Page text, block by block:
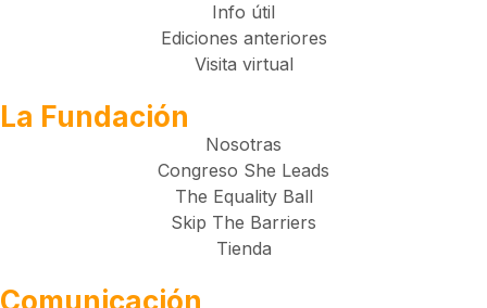
Info útil
Ediciones anteriores
Visita virtual
La Fundación
Nosotras
Congreso She Leads
The Equality Ball
Skip The Barriers
Tienda
Comunicación